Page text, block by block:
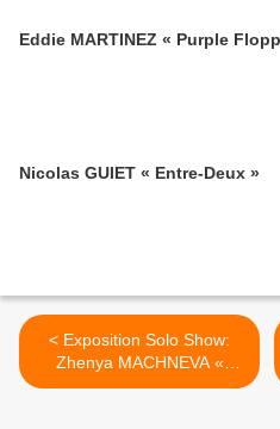
Eddie MARTINEZ « Purple
Nicolas GUIET « Entre-Deux »
< Exposition Solo Show:
Zhenya MACHNEVA «
Réminiscences »